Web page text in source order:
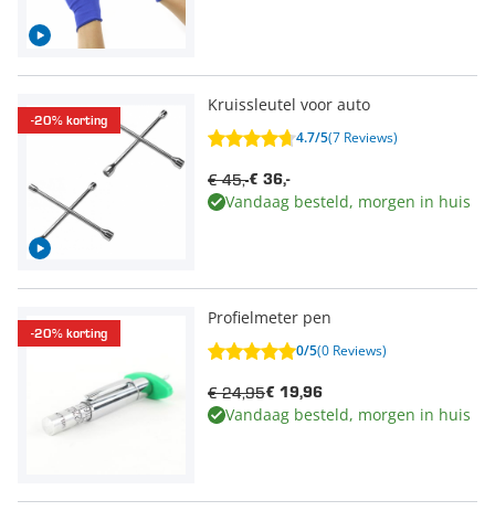
-20% korting
Kruissleutel voor auto
4.7/5(7 Reviews)
€ 36,-
€ 45,-
Vandaag besteld, morgen in huis
-20% korting
Profielmeter pen
0/5(0 Reviews)
€ 19,96
€ 24,95
Vandaag besteld, morgen in huis